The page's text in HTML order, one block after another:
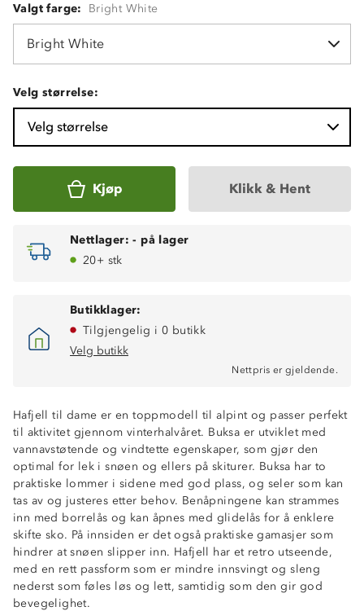
Valgt farge: Bright White
Bright White
Velg størrelse:
Velg størrelse
Kjøp Klikk & Hent
Nettlager: - på lager
20+ stk
Butikklager:
Tilgjengelig i 0 butikk
Velg butikk
Nettpris er gjeldende.
Hafjell til dame er en toppmodell til alpint og passer perfekt
til aktivitet gjennom vinterhalvåret. Buksa er utviklet med
vannavstøtende og vindtette egenskaper, som gjør den
optimal for lek i snøen og ellers på skiturer. Buksa har to
praktiske lommer i sidene med god plass, og seler som kan
tas av og justeres etter behov. Benåpningene kan strammes
inn med borrelås og kan åpnes med glidelås for å enklere
skifte sko. På innsiden er det også praktiske gamasjer som
hindrer at snøen slipper inn. Hafjell har et retro utseende,
med en rett passform som er mindre innsvingt og sleng
nederst som føles løs og lett, samtidig som den gir god
bevegelighet.
Toppmodell til vinter og alpint
Kraftig vannavstøtende (6 000mm vannsøyle)
Fukttransporterende (4 000 g/m2/24t)
Vindtett
Isolerende
YKK-glidelåser